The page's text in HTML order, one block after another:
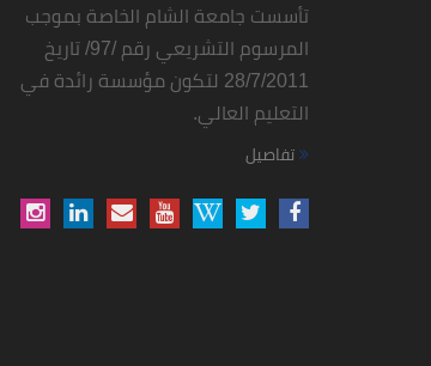
تأسست جامعة الشام الخاصة بموجب
المرسوم التشريعي رقم /97/ تاريخ
28/7/2011 لتكون مؤسسة رائدة في
التعليم العالي.
تفاصيل